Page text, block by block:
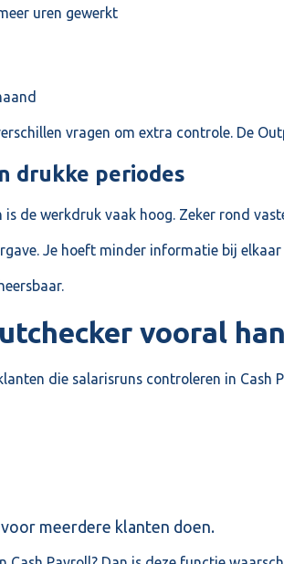
uren gewerkt
vragen om extra controle. De
drukke periodes
de werkdruk vaak hoog. Zeker rond
Je hoeft minder informatie bij
vooral
die salarisruns controleren in Cash
meerdere klanten doen.